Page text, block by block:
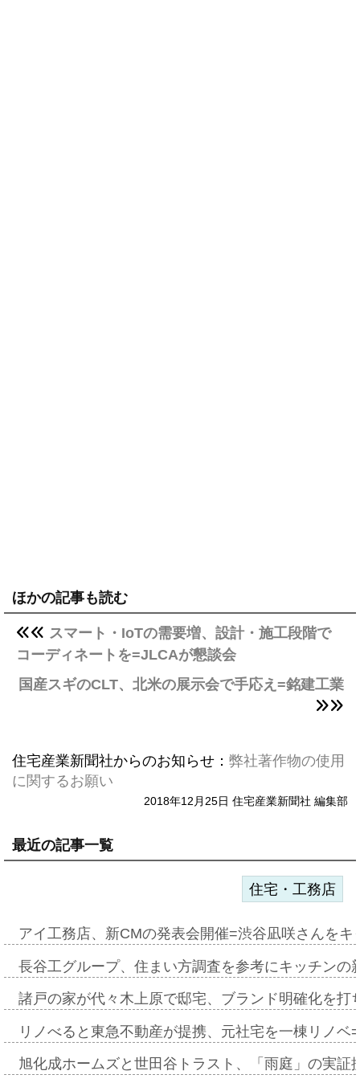
ほかの記事も読む
スマート・IoTの需要増、設計・施工段階で
コーディネートを=JLCAが懇談会
国産スギのCLT、北米の展示会で手応え=銘建工業
住宅産業新聞社からのお知らせ： 弊社著作物の使用
に関するお願い
2018年12月25日 住宅産業新聞社 編集部
最近の記事一覧
住宅・工務店
アイ工務店、新CMの発表会開催=渋谷凪咲さんを
長谷工グループ、住まい方調査を参考にキッチン
諸戸の家が代々木上原で邸宅、ブランド明確化を
リノべると東急不動産が提携、元社宅を一棟リノ
旭化成ホームズと世田谷トラスト、「雨庭」の実